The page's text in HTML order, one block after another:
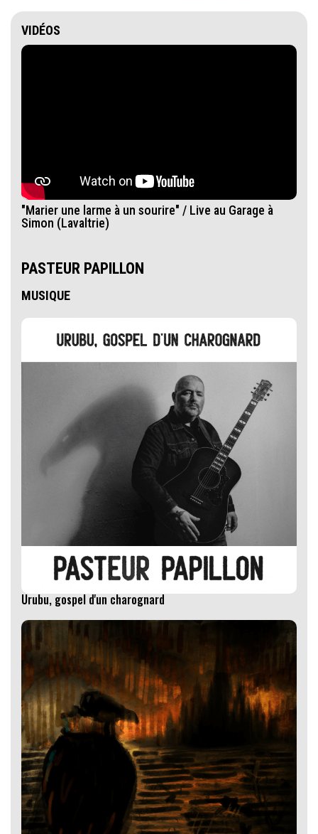
VIDÉOS
"Marier une larme à un sourire" / Live au Garage à
Simon (Lavaltrie)
PASTEUR PAPILLON
MUSIQUE
Urubu, gospel d'un charognard